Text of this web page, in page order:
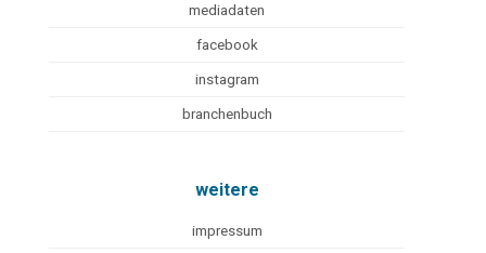
mediadaten
facebook
instagram
branchenbuch
weitere
impressum